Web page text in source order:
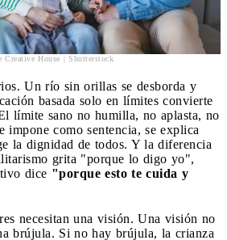
Creative House | Shutterstock
Un río sin orillas se desborda y
basada solo en límites convierte
límite sano no humilla, no aplasta, no
impone como sentencia, se explica
la dignidad de todos. Y la diferencia
grita "porque lo digo yo",
dice "porque esto te cuida y
necesitan una visión. Una visión no
brújula. Si no hay brújula, la crianza